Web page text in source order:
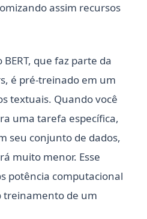
assim recursos
que faz parte da
é pré-treinado em um
textuais. Quando você
uma tarefa específica,
seu conjunto de dados,
muito menor. Esse
potência computacional
treinamento de um